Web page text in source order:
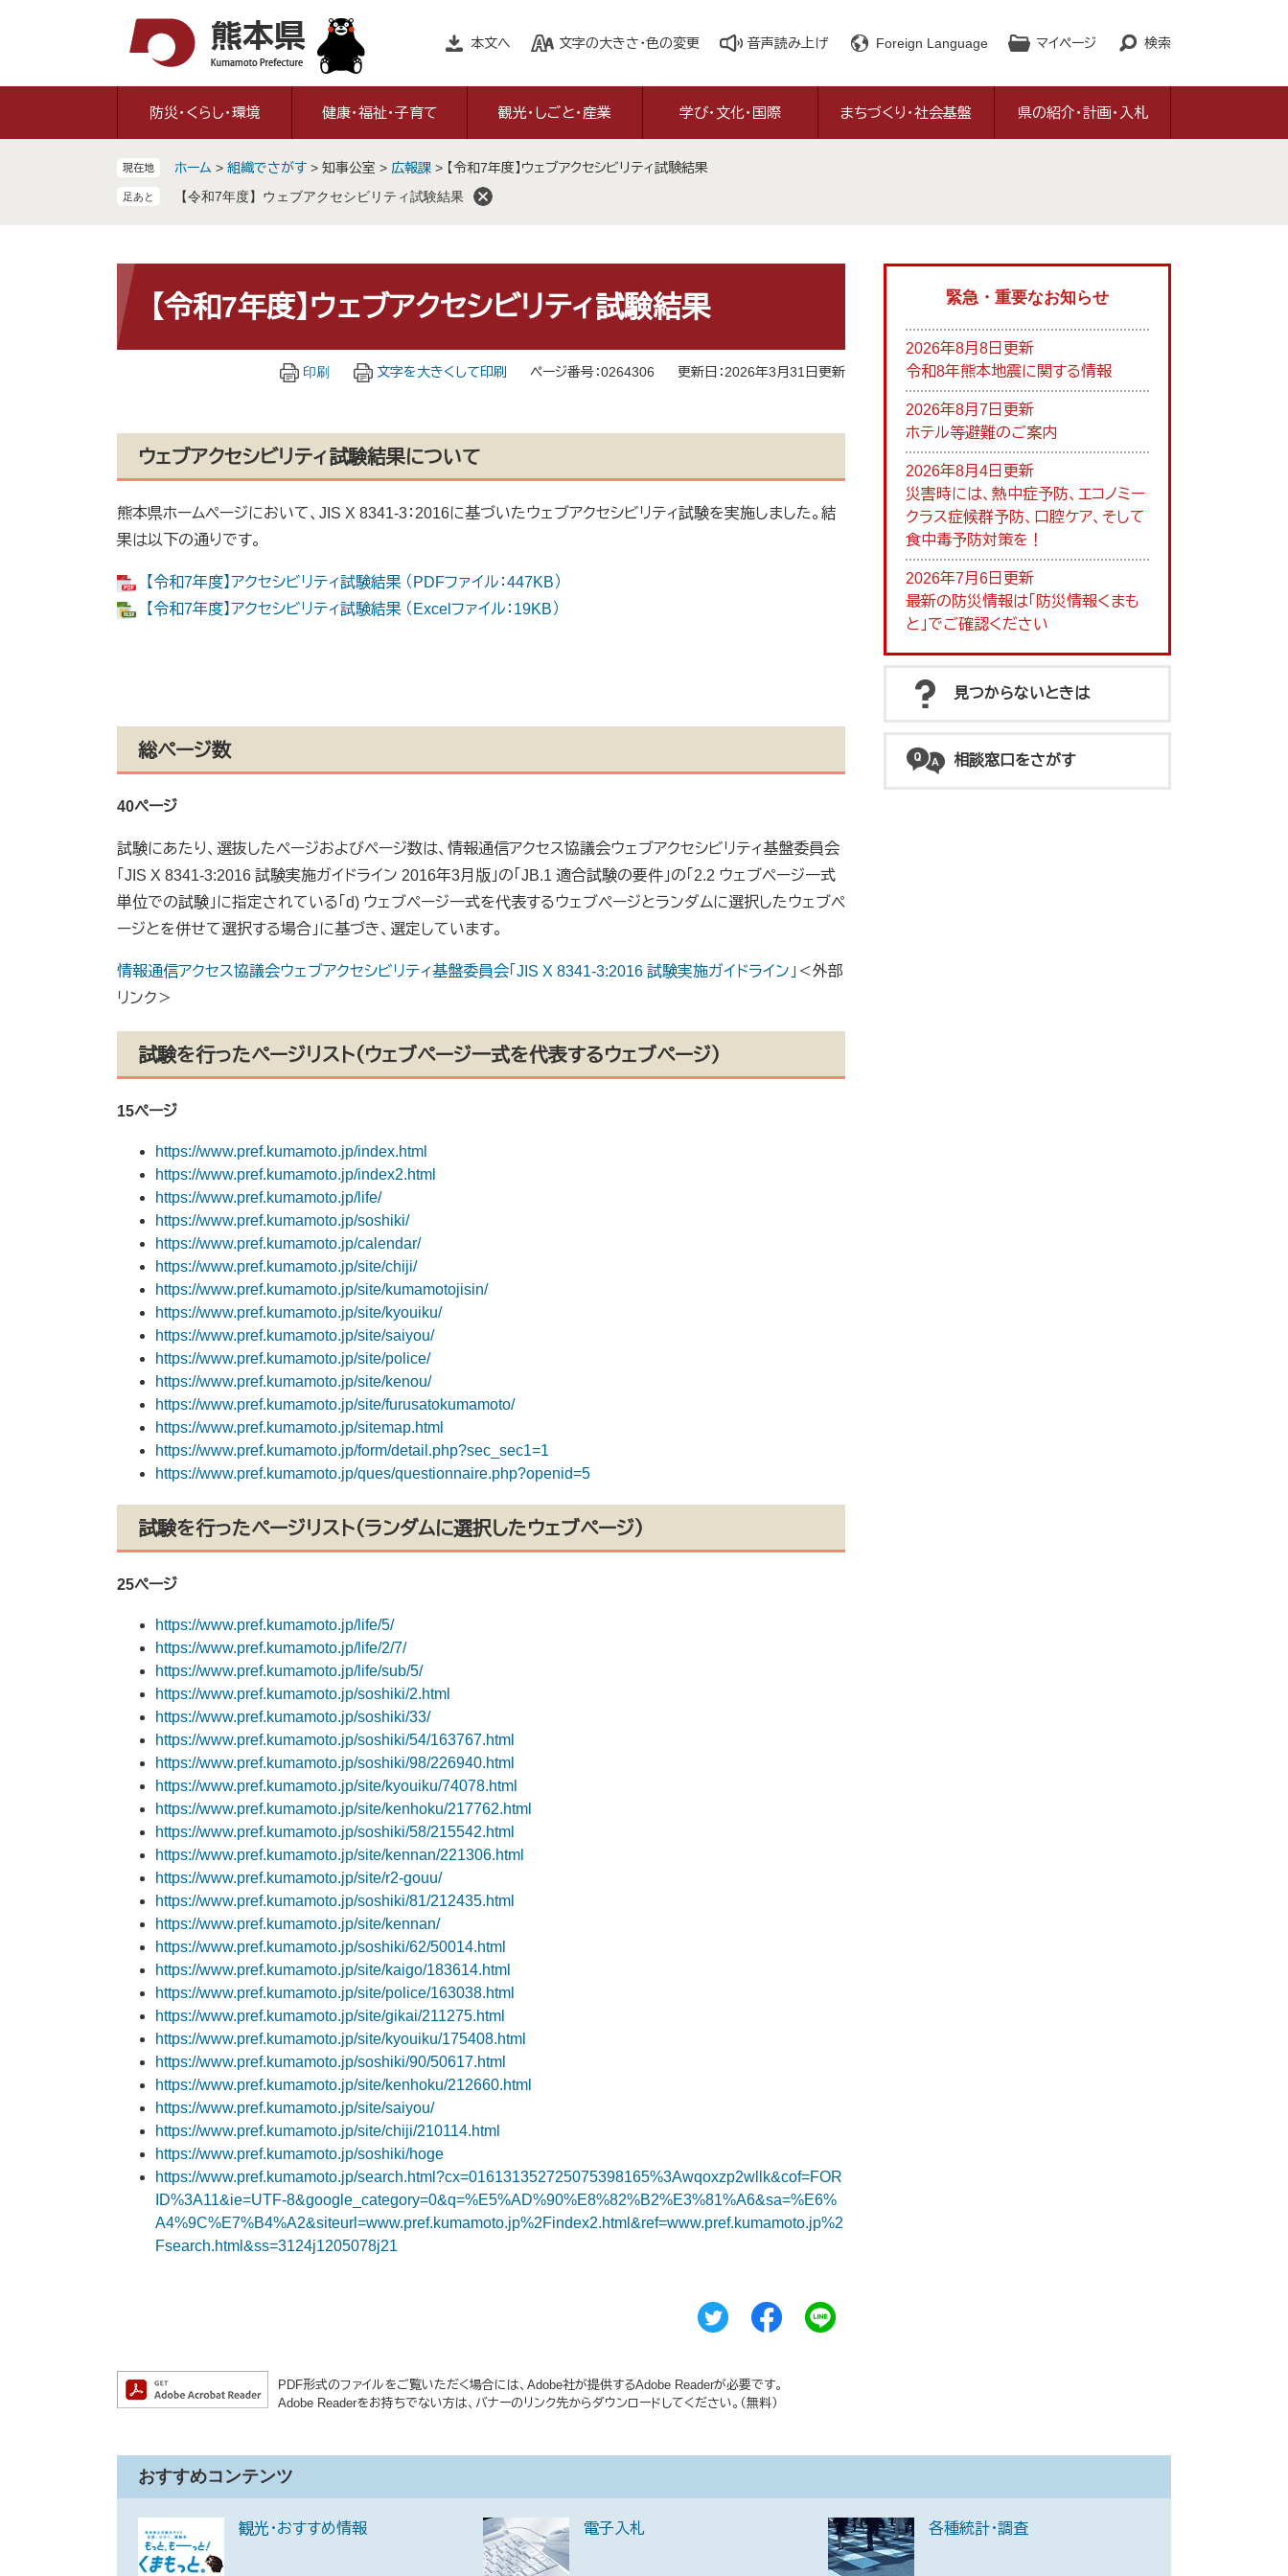
本文へ 文字の大きさ・色の変更 音声読み上げ Foreign Language マイページ 検索
防災・くらし・環境 健康・福祉・子育て 観光・しごと・産業 学び・文化・国際 まちづくり・社会基盤 県の紹介・計画・入札
現在地 ホーム > 組織でさがす > 知事公室 > 広報課 > 【令和7年度】ウェブアクセシビリティ試験結果
【令和7年度】ウェブアクセシビリティ試験結果
文
【令和7年度】ウェブアクセシビリティ試験結果
印刷 文字を大きくして印刷 ページ番号：0264306 更新日：2026年3月31日更新
ウェブアクセシビリティ試験結果について
熊本県ホームページにおいて、JIS X 8341-3：2016に基づいたウェブアクセシビリティ試験を実施しました。結
果は以下の通りです。
【令和7年度】アクセシビリティ試験結果 （PDFファイル：447KB）
【令和7年度】アクセシビリティ試験結果 （Excelファイル：19KB）
総ページ数
40ページ
試験にあたり、選抜したページおよびページ数は、情報通信アクセス協議会ウェブアクセシビリティ基盤委員会
「JIS X 8341-3:2016 試験実施ガイドライン 2016年3月版」の「JB.1 適合試験の要件」の「2.2 ウェブページ一式
単位での試験」に指定されている「d) ウェブページ一式を代表するウェブページとランダムに選択したウェブペ
ージとを併せて選択する場合」に基づき、選定しています。
情報通信アクセス協議会ウェブアクセシビリティ基盤委員会「JIS X 8341-3:2016 試験実施ガイドライン」 ＜外部
リンク＞
試験を行ったページリスト（ウェブページ一式を代表するウェブページ）
15ページ​​
https://www.pref.kumamoto.jp/index.html
https://www.pref.kumamoto.jp/index2.html
https://www.pref.kumamoto.jp/life/
https://www.pref.kumamoto.jp/soshiki/
https://www.pref.kumamoto.jp/calendar/
https://www.pref.kumamoto.jp/site/chiji/
https://www.pref.kumamoto.jp/site/kumamotojisin/
https://www.pref.kumamoto.jp/site/kyouiku/
https://www.pref.kumamoto.jp/site/saiyou/
https://www.pref.kumamoto.jp/site/police/
https://www.pref.kumamoto.jp/site/kenou/
https://www.pref.kumamoto.jp/site/furusatokumamoto/
https://www.pref.kumamoto.jp/sitemap.html
https://www.pref.kumamoto.jp/form/detail.php?sec_sec1=1
https://www.pref.kumamoto.jp/ques/questionnaire.php?openid=5
試験を行ったページリスト（ランダムに選択したウェブページ）
25ページ
https://www.pref.kumamoto.jp/life/5/
https://www.pref.kumamoto.jp/life/2/7/
https://www.pref.kumamoto.jp/life/sub/5/
https://www.pref.kumamoto.jp/soshiki/2.html
https://www.pref.kumamoto.jp/soshiki/33/
https://www.pref.kumamoto.jp/soshiki/54/163767.html
https://www.pref.kumamoto.jp/soshiki/98/226940.html
https://www.pref.kumamoto.jp/site/kyouiku/74078.html
https://www.pref.kumamoto.jp/site/kenhoku/217762.html
https://www.pref.kumamoto.jp/soshiki/58/215542.html
https://www.pref.kumamoto.jp/site/kennan/221306.html
https://www.pref.kumamoto.jp/site/r2-gouu/
https://www.pref.kumamoto.jp/soshiki/81/212435.html
https://www.pref.kumamoto.jp/site/kennan/
https://www.pref.kumamoto.jp/soshiki/62/50014.html
https://www.pref.kumamoto.jp/site/kaigo/183614.html
https://www.pref.kumamoto.jp/site/police/163038.html
https://www.pref.kumamoto.jp/site/gikai/211275.html
https://www.pref.kumamoto.jp/site/kyouiku/175408.html
https://www.pref.kumamoto.jp/soshiki/90/50617.html
https://www.pref.kumamoto.jp/site/kenhoku/212660.html
https://www.pref.kumamoto.jp/site/saiyou/
https://www.pref.kumamoto.jp/site/chiji/210114.html
https://www.pref.kumamoto.jp/soshiki/hoge
https://www.pref.kumamoto.jp/search.html?cx=016131352725075398165%3Awqoxzp2wllk&cof=FOR
ID%3A11&ie=UTF-8&google_category=0&q=%E5%AD%90%E8%82%B2%E3%81%A6&sa=%E6%
A4%9C%E7%B4%A2&siteurl=www.pref.kumamoto.jp%2Findex2.html&ref=www.pref.kumamoto.jp%2
Fsearch.html&ss=3124j1205078j21​​
PDF形式のファイルをご覧いただく場合には、Adobe社が提供するAdobe Readerが必要です。
Adobe Readerをお持ちでない方は、バナーのリンク先からダウンロードしてください。（無料）
緊急・重要なお知らせ
2026年8月8日更新
令和8年熊本地震に関する情報
2026年8月7日更新
ホテル等避難のご案内
2026年8月4日更新
災害時には、熱中症予防、エコノミー
クラス症候群予防、口腔ケア、そして
食中毒予防対策を！
2026年7月6日更新
最新の防災情報は「防災情報くまも
と」でご確認ください
見つからないときは
相談窓口をさがす
おすすめコンテンツ
観光・おすすめ情報 電子入札 各種統計・調査